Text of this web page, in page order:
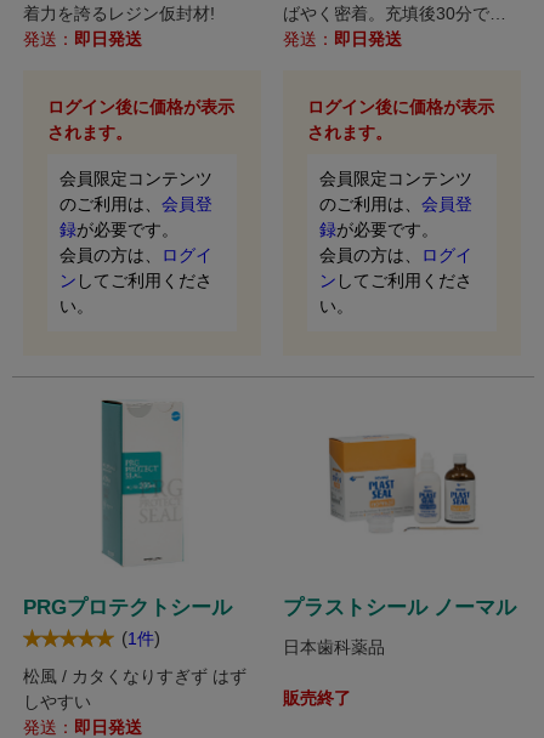
着力を誇るレジン仮封材!
発送： 即日発送
ログイン後に価格が表示
されます。
会員限定コンテンツ
のご利用は、 会員登
録が必要です。
会員の方は、
ログイ
ン してご利用くださ
い。
ばやく密着。充填後30分で咬
合可能に。
発送： 即日発送
ログイン後に価格が表示
されます。
会員限定コンテンツ
のご利用は、 会員登
録が必要です。
会員の方は、
ログイ
ン してご利用くださ
い。
PRGプロテクトシール
(1件)
松風 / カタくなりすぎず はず
しやすい
発送： 即日発送
プラストシール ノーマル
日本歯科薬品
販売終了